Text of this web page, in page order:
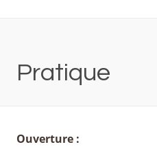
Pratique
Ouverture :